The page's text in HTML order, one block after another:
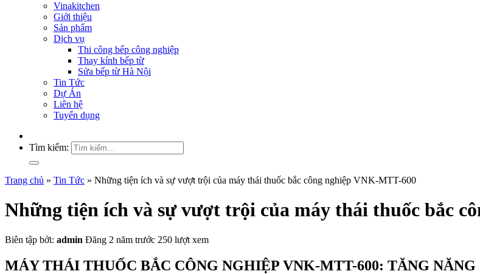
Vinakitchen
Giới thiệu
Sản phẩm
Dịch vụ
Thi công bếp công nghiệp
Thay kính bếp từ
Sửa bếp từ Hà Nội
Tin Tức
Dự Án
Liên hệ
Tuyển dụng
Tìm kiếm:
Trang chủ » Tin Tức » Những tiện ích và sự vượt trội của máy thái thuốc bắc công nghiệp VNK-MTT-600
Những tiện ích và sự vượt trội của máy thái thuốc bắc
Biên tập bởi: admin Đăng 2 năm trước 250 lượt xem
MÁY THÁI THUỐC BẮC CÔNG NGHIỆP VNK-MTT-600: TĂNG